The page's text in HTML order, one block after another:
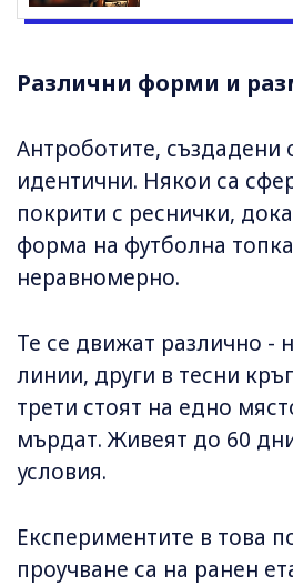
Различни форми и
Антроботите, създадени
идентични. Някои са
покрити с реснички,
форма на футболна
неравномерно.
Те се движат различно -
линии, други в тесни
трети стоят на едно
мърдат. Живеят до 60
условия.
Експериментите в това
проучване са на ранен